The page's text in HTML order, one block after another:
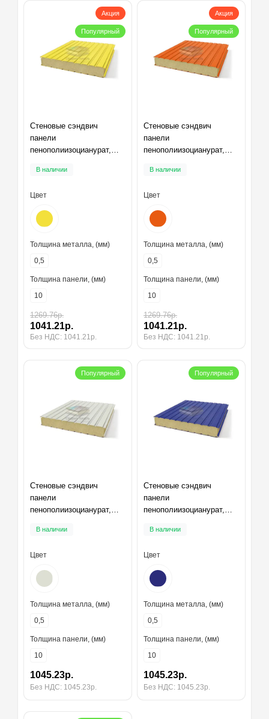
Акция
Популярный
Стеновые сэндвич
панели
пенополиизоцианурат,
толщина 10 мм, RAL1018
В наличии
Цвет
Толщина металла, (мм)
0,5
Толщина панели, (мм)
10
1269.76р.
1041.21р.
Без НДС: 1041.21р.
Акция
Популярный
Стеновые сэндвич
панели
пенополиизоцианурат,
толщина 10 мм, RAL2004
В наличии
Цвет
Толщина металла, (мм)
0,5
Толщина панели, (мм)
10
1269.76р.
1041.21р.
Без НДС: 1041.21р.
Популярный
Стеновые сэндвич
панели
пенополиизоцианурат,
толщина 10 мм, RAL9002
В наличии
Цвет
Толщина металла, (мм)
0,5
Толщина панели, (мм)
10
1045.23р.
Без НДС: 1045.23р.
Популярный
Стеновые сэндвич
панели
пенополиизоцианурат,
толщина 10 мм, RAL5002
В наличии
Цвет
Толщина металла, (мм)
0,5
Толщина панели, (мм)
10
1045.23р.
Без НДС: 1045.23р.